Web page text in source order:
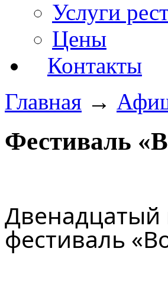
Услуги
Цены
Контакты
Главная →
Фестиваль
Двенадцатый
фестиваль